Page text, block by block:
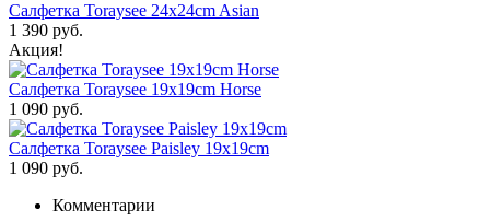
Салфетка Toraysee 24x24cm Asian
1 390 руб.
Акция!
Салфетка Toraysee 19x19cm Horse
1 090 руб.
Салфетка Toraysee Paisley 19x19cm
1 090 руб.
Комментарии